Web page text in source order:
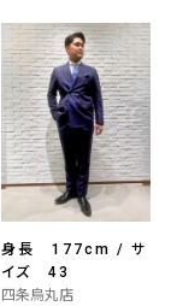
身長 177cm / サ
イズ 43
四条烏丸店